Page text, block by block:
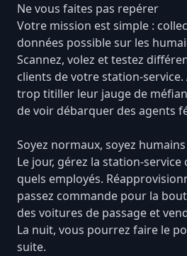
Ne vous faites pas repérer
Votre mission est simple :
données possible sur les
Scannez, volez et testez
clients de votre station-
trop titiller leur jauge de
de voir débarquer des agents
Soyez normaux, soyez humains
Le jour, gérez la station-
quels employés.
passez commande pour la
des voitures de passage et
La nuit, vous pourrez faire le
suite.